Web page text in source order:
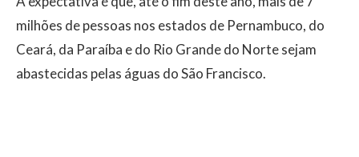
milhões de pessoas nos estados de Pernambuco, do
Ceará, da Paraíba e do Rio Grande do Norte sejam
abastecidas pelas águas do São Francisco.